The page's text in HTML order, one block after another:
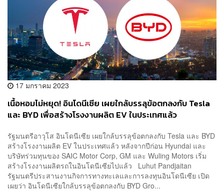
17 มกราคม 2023
เนื้อหอมไม่หยุด! อินโดนีเซีย เผยใกล้บรรลุข้อตกลงกับ Tesla
และ BYD เพื่อสร้างโรงงานผลิต EV ในประเทศแล้ว
รัฐมนตรีอาวุโส อินโดนีเซีย เผยใกล้บรรลุข้อตกลงกับ Tesla และ BYD
สร้างโรงงานผลิต EV ในประเทศแล้ว หลังจากปีก่อน Hyundai และ
บริษัทร่วมทุนของ SAIC Motor Corp, GM และ Wuling Motors เริ่ม
สร้างโรงงานผลิตรถในอินโดนีเซียไปแล้ว Luhut Pandjaitan
รัฐมนตรีประสานงานกิจการทางทะเลและการลงทุนอินโดนีเซีย เปิด
เผยว่า อินโดนีเซียใกล้บรรลุข้อตกลงกับ BYD Gro...